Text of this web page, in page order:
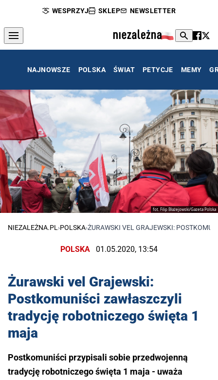
WESPRZYJ SKLEP NEWSLETTER
NAJNOWSZE POLSKA ŚWIAT PETYCJE MEMY
fot. Filip Błażejowski/Gazeta Polska
NIEZALEŻNA.PL›POLSKA›ŻURAWSKI VEL GRAJEWSKI:
POLSKA 01.05.2020, 13:54
Żurawski vel Grajewski:
Postkomuniści zawłaszczyli
tradycję robotniczego święta 1
maja
Postkomuniści przypisali sobie przedwojenną
tradycję robotniczego święta 1 maja - uważa